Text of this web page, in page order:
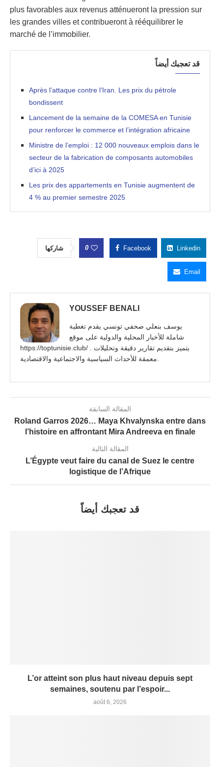
plus favorables aux revenus atténueront la pression sur
les grandes villes et contribueront à rééquilibrer le
marché de l’immobilier.
قد تعجبك أيضاً
Après l’attaque contre l’Iran. Les prix du pétrole
bondissent
Lancement de la semaine de la COMESA en Tunisie
pour renforcer le commerce et l’intégration africaine
Ministre de l’emploi : 12 000 nouveaux emplois dans le
secteur de la fabrication de composants automobiles
d’ici à 2025
Les prix des appartements en Tunisie augmentent de
4 % au premier semestre 2025
شاركها 0 Facebook Linkedin
Email
YOUSSEF BENALI
يوسف بنعلي صحفي تونسي يقدم تغطية
شاملة للأخبار المحلية والدولية على موقع
https://toptunisie.club/ . يتميز بتقديم تقارير دقيقة وتحليلات
معمقة للأحداث السياسية والاجتماعية والاقتصادية.
المقالة السابقة
Roland Garros 2026… Maya Khvalynska entre dans
l’histoire en affrontant Mira Andreeva en finale
المقالة التالية
L’Égypte veut faire du canal de Suez le centre
logistique de l’Afrique
قد تعجبك أيضاً
L’or atteint son plus haut niveau depuis sept
semaines, soutenu par l’espoir...
août 6, 2026